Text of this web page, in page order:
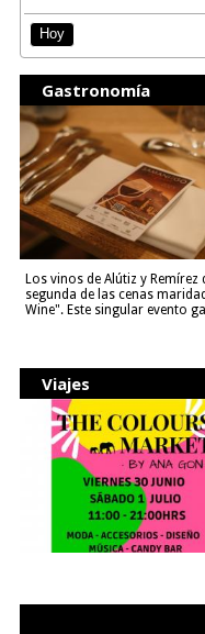
Hoy
Gastronomía
Los vinos de Alútiz y
segunda de las cenas
Wine". Este singular evento
Viajes